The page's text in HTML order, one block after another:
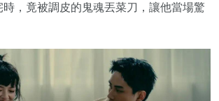
，竟被調皮的鬼魂丟菜刀，讓他當場驚